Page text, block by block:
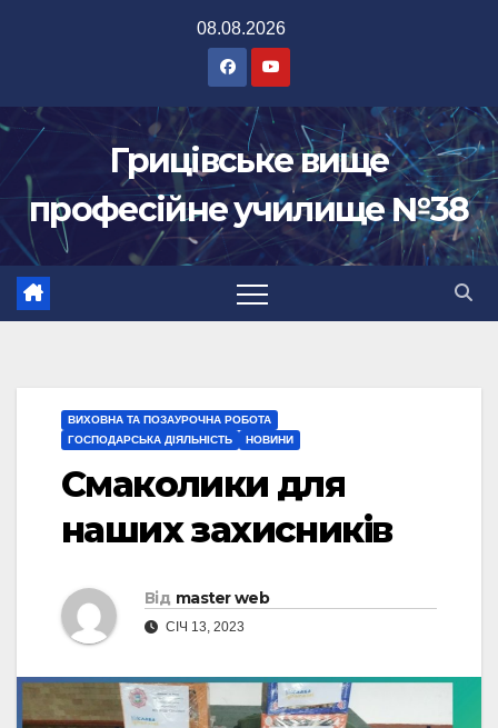
08.08.2026
Грицівське вище
професійне училище №38
ВИХОВНА ТА ПОЗАУРОЧНА РОБОТА
ГОСПОДАРСЬКА ДІЯЛЬНІСТЬ
НОВИНИ
Смаколики для
наших захисників
Від master web
СІЧ 13, 2023